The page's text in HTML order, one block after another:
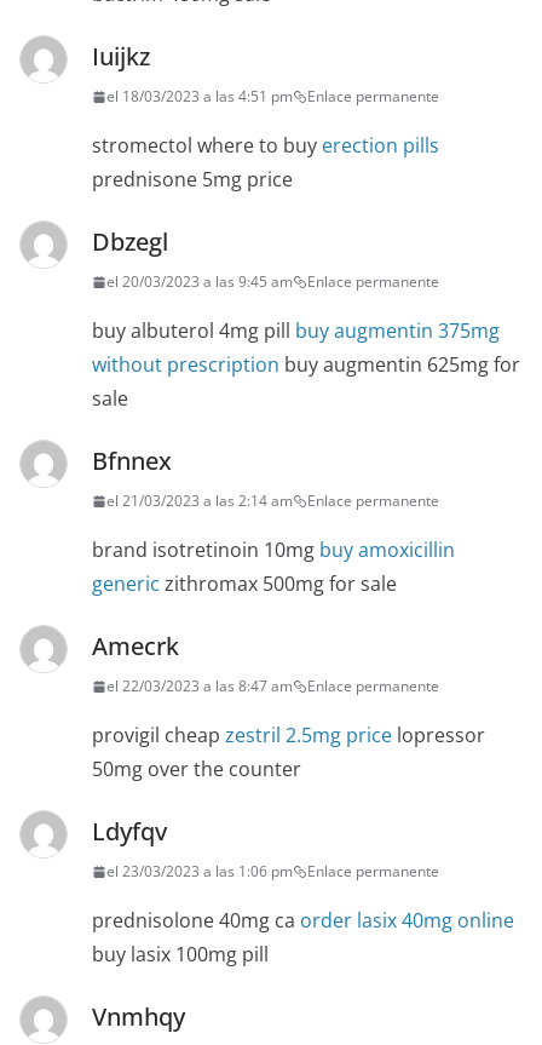
Iuijkz
el 18/03/2023 a las 4:51 pm Enlace permanente
stromectol where to buy erection pills
prednisone 5mg price
Dbzegl
el 20/03/2023 a las 9:45 am Enlace permanente
buy albuterol 4mg pill buy augmentin 375mg
without prescription buy augmentin 625mg for
sale
Bfnnex
el 21/03/2023 a las 2:14 am Enlace permanente
brand isotretinoin 10mg buy amoxicillin
generic zithromax 500mg for sale
Amecrk
el 22/03/2023 a las 8:47 am Enlace permanente
provigil cheap zestril 2.5mg price lopressor
50mg over the counter
Ldyfqv
el 23/03/2023 a las 1:06 pm Enlace permanente
prednisolone 40mg ca order lasix 40mg online
buy lasix 100mg pill
Vnmhqy